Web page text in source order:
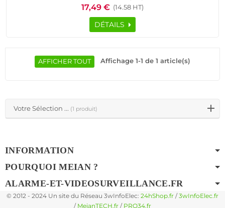
Votre Sélection ... (1 produit)
17,49 € (14.58 HT)
DÉTAILS
AFFICHER TOUT Affichage 1-1 de 1 article(s)
INFORMATION
POURQUOI MEIAN ?
ALARME-ET-VIDEOSURVEILLANCE.FR
© 2012 - 2024 Un site du Réseau 3wInfoElec: 24hShop.fr /3wInfoElec.fr
/ MeianTECH.fr / PRO34.fr